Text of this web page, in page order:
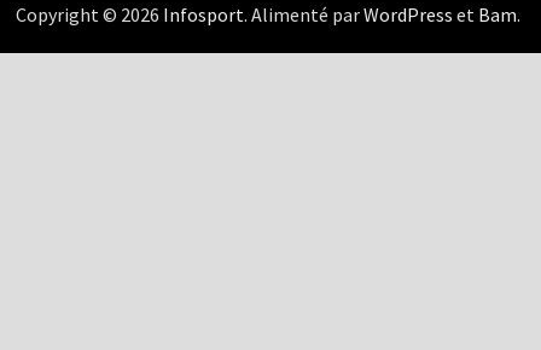
Copyright © 2026 Infosport. Alimenté parWordPress et Bam.